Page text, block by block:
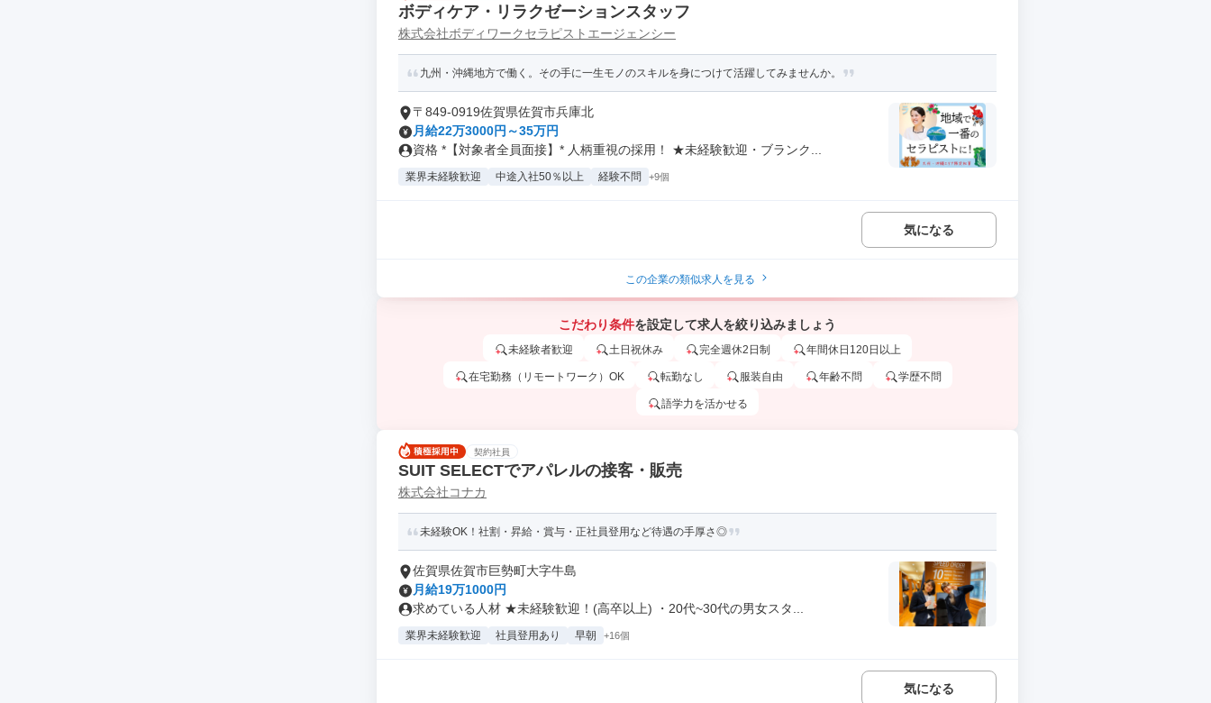
ボディケア・リラクゼーションスタッフ
株式会社ボディワークセラピストエージェンシー
九州・沖縄地方で働く。その手に一生モノのスキルを身につけて活躍してみませんか。
〒849-0919佐賀県佐賀市兵庫北
月給22万3000円～35万円
資格 *【対象者全員面接】* 人柄重視の採用！ ★未経験歓迎・ブランク...
業界未経験歓迎 中途入社50％以上 経験不問 +9個
気になる
この企業の類似求人を見る
こだわり条件を設定して求人を絞り込みましょう
未経験者歓迎 土日祝休み 完全週休2日制 年間休日120日以上
在宅勤務（リモートワーク）OK 転勤なし 服装自由 年齢不問 学歴不問
語学力を活かせる
契約社員
SUIT SELECTでアパレルの接客・販売
株式会社コナカ
未経験OK！社割・昇給・賞与・正社員登用など待遇の手厚さ◎
佐賀県佐賀市巨勢町大字牛島
月給19万1000円
求めている人材 ★未経験歓迎！(高卒以上) ・20代~30代の男女スタ...
業界未経験歓迎 社員登用あり 早朝 +16個
気になる